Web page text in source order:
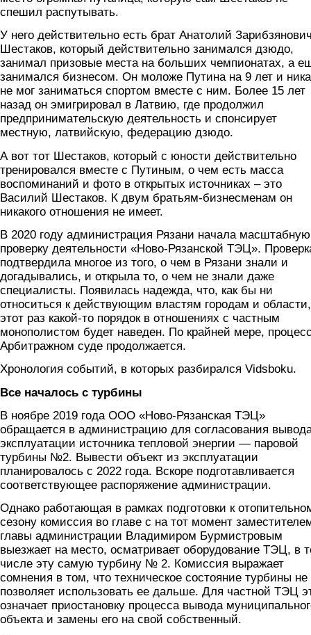
спешил распутывать.
У него действительно есть брат Анатолий
Шестаков, который действительно занимался дзюдо,
занимал призовые места на больших чемпионатах, а
занимался бизнесом. Он моложе Путина на 9 лет и
не мог заниматься спортом вместе с ним. Более 15 лет
назад он эмигрировал в Латвию, где продолжил
предпринимательскую деятельность и спонсирует
местную, латвийскую, федерацию дзюдо.
А вот тот Шестаков, который с юности действительно
тренировался вместе с Путиным, о чем есть масса
воспоминаний и фото в открытых источниках – это
Василий Шестаков. К двум братьям-бизнесменам он
никакого отношения не имеет.
В 2020 году администрация Рязани начала масштабную
проверку деятельности «Ново-Рязанской ТЭЦ».
подтвердила многое из того, о чем в Рязани знали и
догадывались, и открыла то, о чем не знали даже
специалисты. Появилась надежда, что, как бы ни
относиться к действующим властям городам и
этот раз какой-то порядок в отношениях с частным
монополистом будет наведен. По крайней мере,
Арбитражном суде продолжается.
Хронология событий, в которых разбирался Vidsboku.
Все началось с турбины
В ноябре 2019 года ООО «Ново-Рязанская ТЭЦ»
обращается в администрацию для согласования
эксплуатации источника тепловой энергии — паровой
турбины №2. Вывести объект из эксплуатации
планировалось с 2022 года. Вскоре подготавливается
соответствующее распоряжение администрации.
Однако работающая в рамках подготовки к
сезону комиссия во главе с на тот момент
главы администрации Владимиром Бурмистровым
выезжает на место, осматривает оборудование ТЭЦ, в
числе эту самую турбину № 2. Комиссия выражает
сомнения в том, что техническое состояние турбины не
позволяет использовать ее дальше. Для частной ТЭЦ
означает приостановку процесса вывода
объекта и замены его на свой собственный.